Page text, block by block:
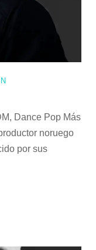
Dance Pop Más
noruego
por sus